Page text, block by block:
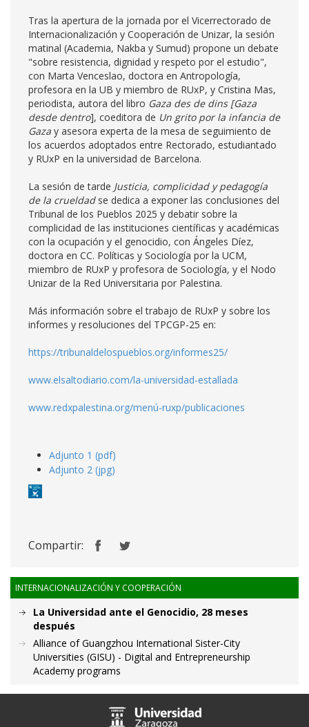
Tras la apertura de la jornada por el Vicerrectorado de
Internacionalización y Cooperación de Unizar, la sesión
matinal (Academia, Nakba y Sumud) propone un debate
"sobre resistencia, dignidad y respeto por el estudio",
con Marta Venceslao, doctora en Antropología,
profesora en la UB y miembro de RUxP, y Cristina Mas,
periodista, autora del libro Gaza des de dins [Gaza
desde dentro], coeditora de Un grito por la infancia de
Gaza y asesora experta de la mesa de seguimiento de
los acuerdos adoptados entre Rectorado, estudiantado
y RUxP en la universidad de Barcelona.
La sesión de tarde Justicia, complicidad y pedagogía
de la crueldadse dedica a exponer las conclusiones del
Tribunal de los Pueblos 2025 y debatir sobre la
complicidad de las instituciones científicas y académicas
con la ocupación y el genocidio, con Ángeles Díez,
doctora en CC. Políticas y Sociología por la UCM,
miembro de RUxP y profesora de Sociología, y el Nodo
Unizar de la Red Universitaria por Palestina.
Más información sobre el trabajo de RUxP y sobre los
informes y resoluciones del TPCGP-25 en:
https://tribunaldelospueblos.org/informes25/
www.elsaltodiario.com/la-universidad-estallada
www.redxpalestina.org/menú-ruxp/publicaciones
Adjunto 1 (pdf)
Adjunto 2 (jpg)
Compartir:
INTERNACIONALIZACIÓN Y COOPERACIÓN
La Universidad ante el Genocidio, 28 meses
después
Alliance of Guangzhou International Sister-City
Universities (GISU) - Digital and Entrepreneurship
Academy programs